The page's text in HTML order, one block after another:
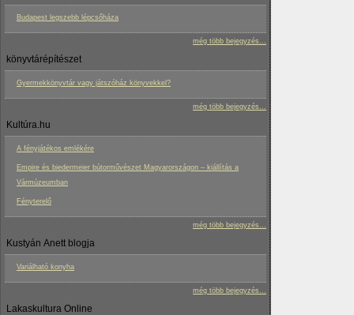
Budapest legszebb lépcsőháza
még több bejegyzés...
könyvtárépítészet
Gyermekkönyvtár vagy játszóház könyvekkel?
még több bejegyzés...
Kultúra.hu
A fényjátékos emlékére
Empire és biedermeier bútorművészet Magyarországon – kiállítás a
Vármúzeumban
Fényterelő
még több bejegyzés...
Kustyán Anett blogja
Variálható konyha
még több bejegyzés...
Lakaskultura Online